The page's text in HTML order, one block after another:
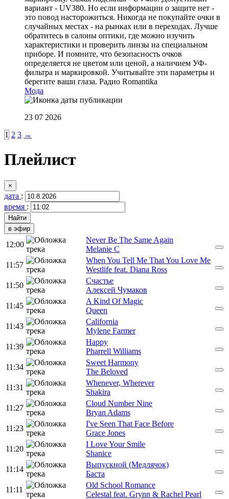
вариант - UV380. Но если информации о защите нет -
это повод насторожиться. Никогда не покупайте очки в
случайных местах - на рынках или в переходах. Лучше
обратитесь в салоны оптики, где можно изучить
характеристики и проверить линзы на специальном
приборе. И помните, что безопасность очков
определяется не цветом или ценой, а наличием УФ-
фильтра и маркировкой. Учитывайте эти параметры и
берегите ваши глаза. Радио Romantika
Мода
23 07 2026
1 2 3 →
Плейлист
×
дата :
время :
в эфир
12:00
Never Be The Same Again
Melanie C
11:57
When You Tell Me That You Love Me
Westlife feat. Diana Ross
11:50
Счастье
Алексей Чумаков
11:45
A Kind Of Magic
Queen
11:43
California
Mylene Farmer
11:39
Happy
Pharrell Williams
11:34
Sweet Harmony
The Beloved
11:31
Whenever, Wherever
Shakira
11:27
Cloud Number Nine
Bryan Adams
11:23
I've Seen That Face Before
Grace Jones
11:20
I Love Your Smile
Shanice
11:14
Выпускной (Медлячок)
Баста
11:11
Old School Romance
Celestal feat. Grynn & Rachel Pearl